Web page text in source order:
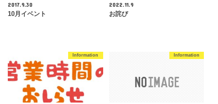
2017.9.30
10月イベント
2022.11.9
お詫び
Information Information